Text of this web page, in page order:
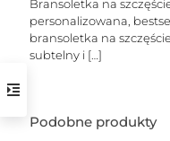
Bransoletka na
personalizowana,
bransoletka na
subtelny i […]
Podobne produkty